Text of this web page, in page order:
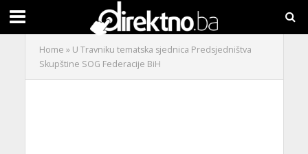
Home » U Travniku tematska sjednica Predsjedništva
Skupštine SOG Federacije BiH